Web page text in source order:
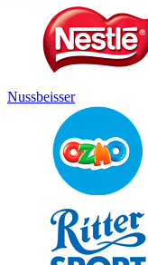
Nussbeisser